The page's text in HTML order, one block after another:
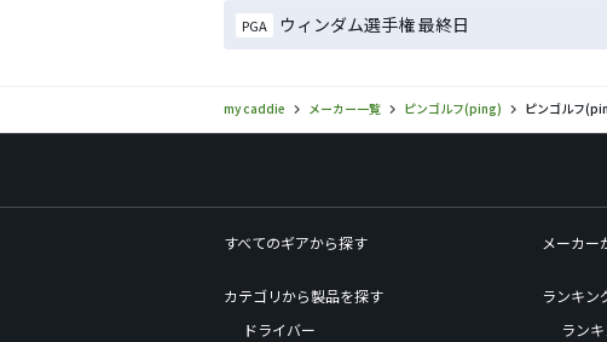
PGA ウィンダム選手権 最終日
my caddie メーカー一覧 ピンゴルフ(ping) ピンゴルフ
すべてのギアから探す
カテゴリから製品を探す
ドライバー
メーカー
ランキン
ラン